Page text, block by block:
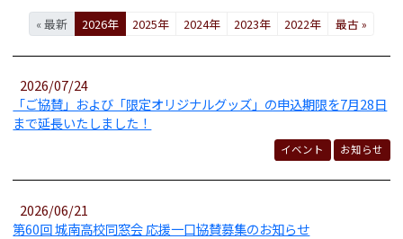
« 最新 2026年 2025年 2024年 2023年 2022年 最古 »
2026/07/24
「ご協賛」および「限定オリジナルグッズ」の申込期限を7月28日
まで延長いたしました！
イベント お知らせ
2026/06/21
第60回 城南高校同窓会 応援一口協賛募集のお知らせ